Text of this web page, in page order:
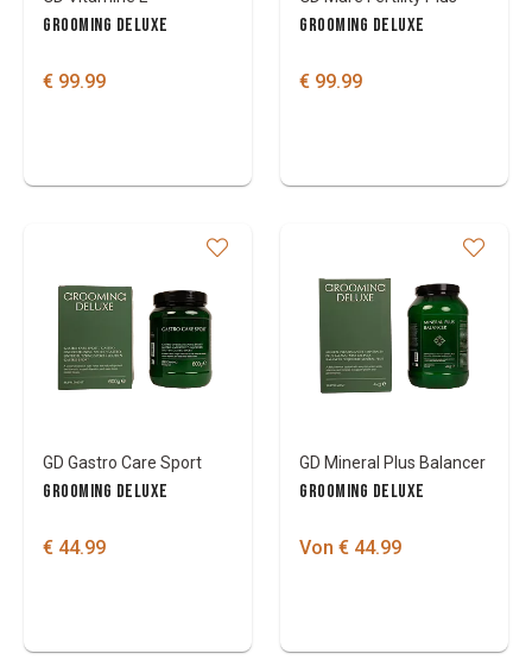
GROOMING DELUXE
€ 99.99
GROOMING DELUXE
€ 99.99
GD Gastro Care Sport
GROOMING DELUXE
€ 44.99
GD Mineral Plus Balancer
GROOMING DELUXE
Von € 44.99